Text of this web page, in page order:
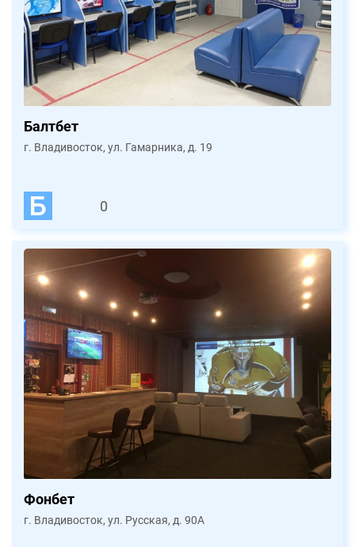
Балтбет
г. Владивосток, ул. Гамарника, д. 19
0
Фонбет
г. Владивосток, ул. Русская, д. 90А